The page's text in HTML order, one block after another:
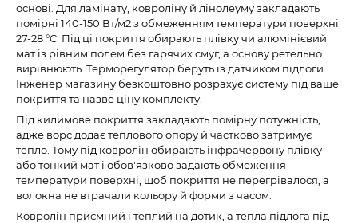
основі. Для ламінату, ковроліну й лінолеуму закладають
помірні 140-150 Вт/м2 з обмеженням температури поверхні
27-28 °C. Під ці покриття обирають плівку чи алюмінієвий
мат із рівним полем без гарячих смуг, а основу ретельно
вирівнюють. Терморегулятор беруть із датчиком підлоги.
Інженер магазину безкоштовно розрахує систему під ваше
покриття та назве ціну комплекту.
Під килимове покриття закладають помірну потужність,
адже ворс додає теплового опору й частково затримує
тепло. Тому під ковролін обирають інфрачервону плівку
або тонкий мат і обов'язково задають обмеження
температури поверхні, щоб покриття не перегрівалося, а
волокна не втрачали кольору й форми з часом.
Ковролін приємний і теплий на дотик, а тепла підлога під